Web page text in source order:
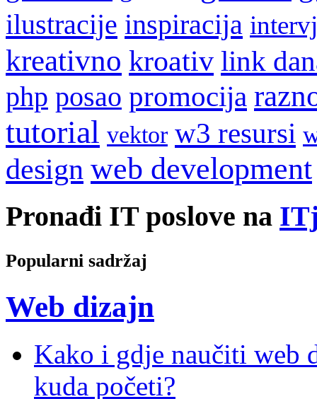
ilustracije inspiracija
kreativno kroativ link
php posao promocija
tutorial vektor w3 resursi
design web development
Pronađi IT poslove na
Popularni sadržaj
Web dizajn
Kako i gdje naučiti web
kuda početi?